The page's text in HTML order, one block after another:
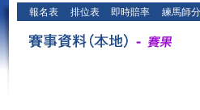
報名表 排位表 即時賠率 練馬師